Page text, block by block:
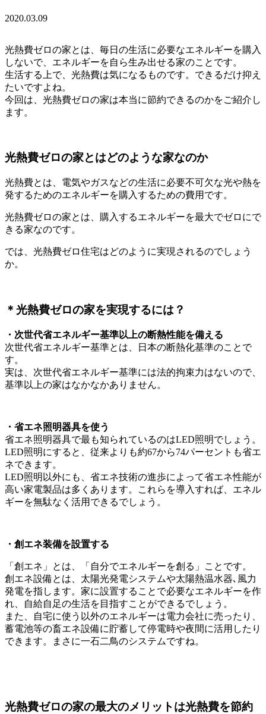
2020.03.09
光熱費ゼロの家とは、毎日の生活に必要なエネルギーを購入
しないで、エネルギーを自ら生み出せる家のことです。
生活する上で、光熱費は気になるものです。できるだけ抑え
たいですよね。
今回は、光熱費ゼロの家は本当に節約できるのかをご紹介し
ます。
光熱費ゼロの家とはどのような家なのか
光熱費とは、電気やガスなどの生活に必要不可欠な光や熱を
発するためのエネルギーを購入するための費用です。
光熱費ゼロの家とは、購入するエネルギーを最大でゼロにで
きる家なのです。
では、光熱費ゼロ住宅はどのように実現されるのでしょう
か。
＊光熱費ゼロの家を実現するには？
・次世代省エネルギー基準以上の断熱性能を備える
次世代省エネルギー基準とは、日本の断熱化基準のことで
す。
実は、次世代省エネルギー基準には法的拘束力はないので、
基準以上の家はなかなかありません。
・省エネ照明器具を使う
省エネ照明器具で最も知られているのはLED照明でしょう。
LED照明にすると、従来よりも約67から74パーセントも省エ
ネできます。
LED照明以外にも、省エネ技術の進歩によって省エネ性能が
高い家電製品は多くあります。これらを導入すれば、エネル
ギーを無駄なく活用できるでしょう。
・創エネ装備を設置する
「創エネ」とは、「自分でエネルギーを創る」ことです。
創エネ設備とは、太陽光発電システムや太陽熱温水器､風力
発電を指します。家に設置することで必要なエネルギーを作
れ、自給自足の生活を目指すことができるでしょう。
また、自宅に使う以外のエネルギーは電力会社に売ったり、
蓄電池等の畜エネ設備に貯蓄して停電時や夜間に活用したり
できます。まさに一石二鳥のシステムですね。
光熱費ゼロの家の最大のメリットは光熱費を節約